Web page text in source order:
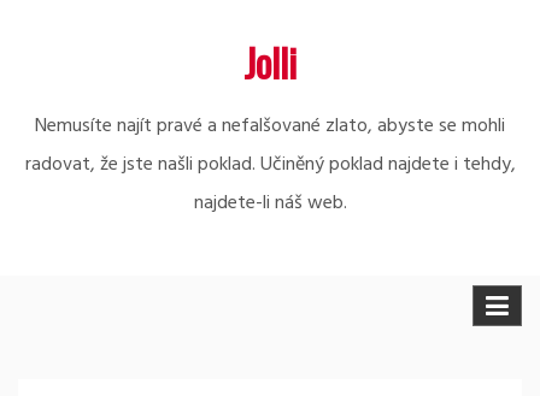
Jolli
Nemusíte najít pravé a nefalšované zlato, abyste se mohli
radovat, že jste našli poklad. Učiněný poklad najdete i tehdy,
najdete-li náš web.